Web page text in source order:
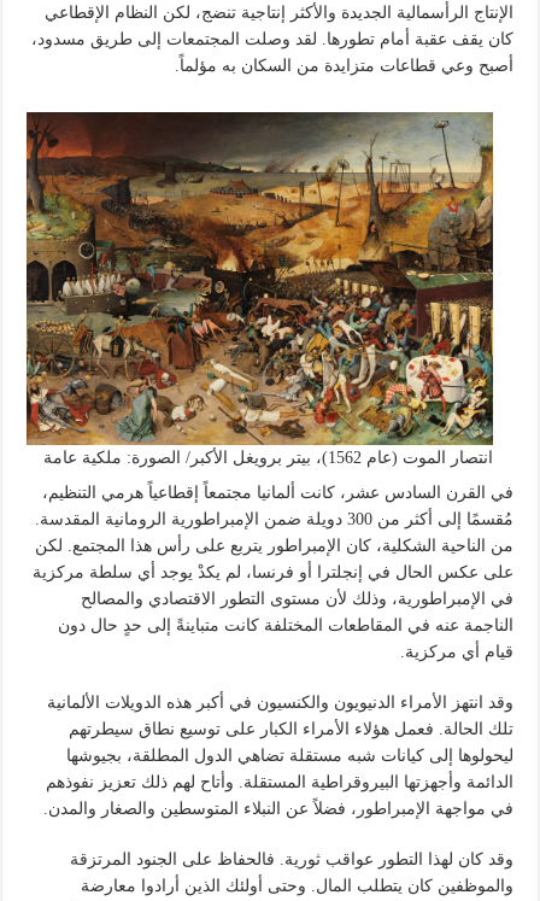
الإنتاج الرأسمالية الجديدة والأكثر إنتاجية تنضج، لكن النظام الإقطاعي
كان يقف عقبة أمام تطورها. لقد وصلت المجتمعات إلى طريق مسدود،
أصبح وعي قطاعات متزايدة من السكان به مؤلماً.
انتصار الموت (عام 1562)، بيتر برويغل الأكبر/ الصورة: ملكية عامة
في القرن السادس عشر، كانت ألمانيا مجتمعاً إقطاعياً هرمي التنظيم،
مُقسمًا إلى أكثر من 300 دويلة ضمن الإمبراطورية الرومانية المقدسة.
من الناحية الشكلية، كان الإمبراطور يتربع على رأس هذا المجتمع. لكن
على عكس الحال في إنجلترا أو فرنسا، لم يكدْ يوجد أي سلطة مركزية
في الإمبراطورية، وذلك لأن مستوى التطور الاقتصادي والمصالح
الناجمة عنه في المقاطعات المختلفة كانت متباينةً إلى حدٍ حال دون
قيام أي مركزية.
وقد انتهز الأمراء الدنيويون والكنسيون في أكبر هذه الدويلات الألمانية
تلك الحالة. فعمل هؤلاء الأمراء الكبار على توسيع نطاق سيطرتهم
ليحولوها إلى كيانات شبه مستقلة تضاهي الدول المطلقة، بجيوشها
الدائمة وأجهزتها البيروقراطية المستقلة. وأتاح لهم ذلك تعزيز نفوذهم
في مواجهة الإمبراطور، فضلاً عن النبلاء المتوسطين والصغار والمدن.
وقد كان لهذا التطور عواقب ثورية. فالحفاظ على الجنود المرتزقة
والموظفين كان يتطلب المال. وحتى أولئك الذين أرادوا معارضة